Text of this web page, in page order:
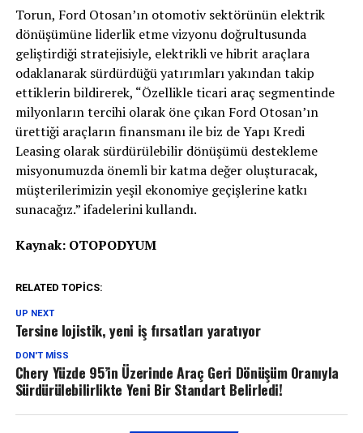
Torun, Ford Otosan’ın otomotiv sektörünün elektrik
dönüşümüne liderlik etme vizyonu doğrultusunda
geliştirdiği stratejisiyle, elektrikli ve hibrit araçlara
odaklanarak sürdürdüğü yatırımları yakından takip
ettiklerin bildirerek, “Özellikle ticari araç segmentinde
milyonların tercihi olarak öne çıkan Ford Otosan’ın
ürettiği araçların finansmanı ile biz de Yapı Kredi
Leasing olarak sürdürülebilir dönüşümü destekleme
misyonumuzda önemli bir katma değer oluşturacak,
müşterilerimizin yeşil ekonomiye geçişlerine katkı
sunacağız.” ifadelerini kullandı.
Kaynak: OTOPODYUM
RELATED TOPICS:
UP NEXT
Tersine lojistik, yeni iş fırsatları yaratıyor
DON'T MISS
Chery Yüzde 95’in Üzerinde Araç Geri Dönüşüm Oranıyla
Sürdürülebilirlikte Yeni Bir Standart Belirledi!